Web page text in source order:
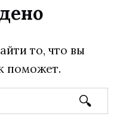
то, что вы
поможет.